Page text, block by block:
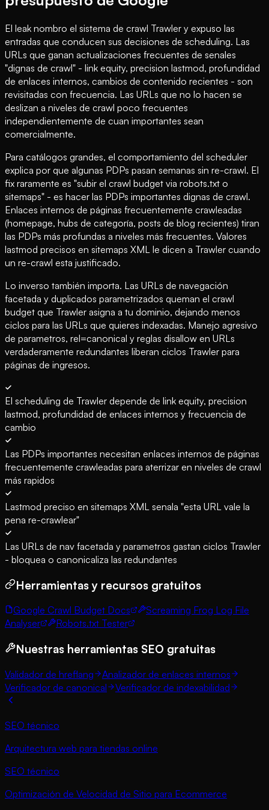
El leak nombro el sistema de crawl Trawler y expuso las
entradas que conducen sus decisiones de scheduling. Las
URLs que ganan actualizaciones frecuentes de senales
"dignas de crawl" - link equity, precision lastmod, profundidad
de enlaces internos, cambios de contenido recientes - son
revisitadas con frecuencia. Las URLs que no lo hacen se
deslizan a niveles de crawl poco frecuentes
independientemente de cuan importantes sean
comercialmente.
Para catálogos grandes, el comportamiento del scheduler
explica por que algunas PDPs pasan semanas sin re-crawl. El
fix raramente es "subir el crawl budget via robots.txt o
sitemaps" - es hacer las PDPs importantes dignas de crawl.
Enlaces internos de páginas frecuentemente crawleadas
(homepage, hubs de categoría, posts de blog recientes) tiran
las PDPs más profundas a niveles más frecuentes. Valores
lastmod precisos en sitemaps XML le dicen a Trawler cuando
un re-crawl esta justificado.
Lo inverso también importa. Las URLs de navegación
facetada y duplicados parametrizados queman el crawl
budget que Trawler asigna a tu dominio, dejando menos
ciclos para las URLs que quieres indexadas. Manejo agresivo
de parametros, rel=canonical y reglas disallow en URLs
verdaderamente redundantes liberan ciclos Trawler para
páginas de ingresos.
El scheduling de Trawler depende de link equity, precision
lastmod, profundidad de enlaces internos y frecuencia de
cambio
Las PDPs importantes necesitan enlaces internos de páginas
frecuentemente crawleadas para aterrizar en niveles de crawl
más rapidos
Lastmod preciso en sitemaps XML senala "esta URL vale la
pena re-crawlear"
Las URLs de nav facetada y parametros gastan ciclos Trawler
- bloquea o canonicaliza las redundantes
Herramientas y recursos gratuitos
Google Crawl Budget Docs
Screaming Frog Log File
Analyser
Robots.txt Tester
Nuestras herramientas SEO gratuitas
Validador de hreflang
Analizador de enlaces internos
Verificador de canonical
Verificador de indexabilidad
SEO técnico
Arquitectura web para tiendas online
SEO técnico
Optimización de Velocidad de Sitio para Ecommerce